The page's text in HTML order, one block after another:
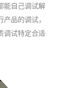
能自己调试解
品的调试，
调试特定合适